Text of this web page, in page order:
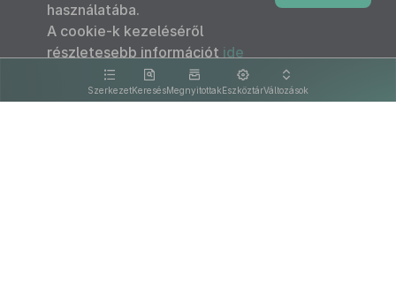
SzerkezetKeresésMegnyitottakEszköztárVáltozások
használatába.
A cookie-k kezeléséről
részletesebb információt ide
kattintva olvashat.